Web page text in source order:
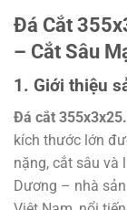
Đá Cắt
– Cắt Sâu
1. Giới thiệu
Đá cắt
kích thước lớn
nặng, cắt sâu và
Dương – nhà